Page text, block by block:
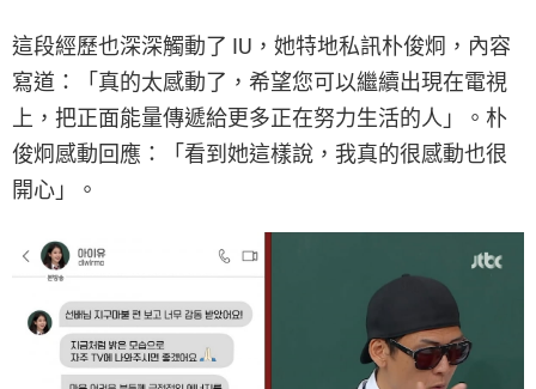
這段經歷也深深觸動了 IU，她特地私訊朴俊炯，內容
寫道：「真的太感動了，希望您可以繼續出現在電視
上，把正面能量傳遞給更多正在努力生活的人」。朴
俊炯感動回應：「看到她這樣說，我真的很感動也很
開心」。